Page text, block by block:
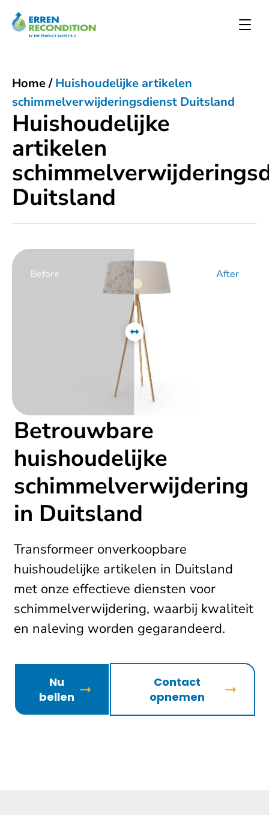
Huishoudelijke
artikelen
Duitsland
Home/Huishoudelijke artikelen
schimmelverwijderingsdienst Duitsland
Before After
Betrouwbare
huishoudelijke
schimmelverwijdering
in Duitsland
Transformeer onverkoopbare
huishoudelijke artikelen in Duitsland
met onze effectieve diensten voor
schimmelverwijdering, waarbij kwaliteit
en naleving worden gegarandeerd.
Nu
bellen
Contact
opnemen